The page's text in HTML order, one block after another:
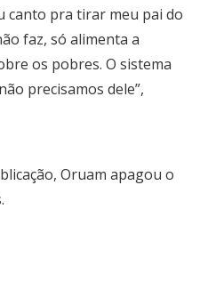
canto pra tirar meu pai do
faz, só alimenta a
os pobres. O sistema
precisamos dele”,
Oruam apagou o